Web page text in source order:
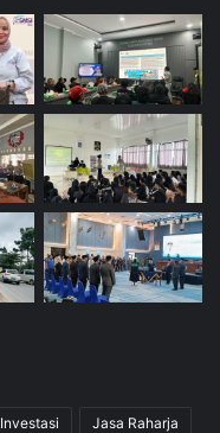
Investasi Jasa Raharja